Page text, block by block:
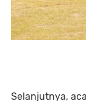
Selanjutnya,